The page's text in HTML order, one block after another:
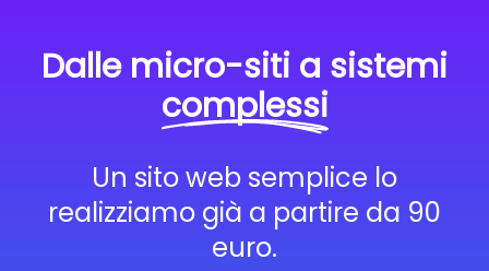
Dalle micro-siti a sistemi
complessi
Un sito web semplice lo
realizziamo già a partire da 90
euro.